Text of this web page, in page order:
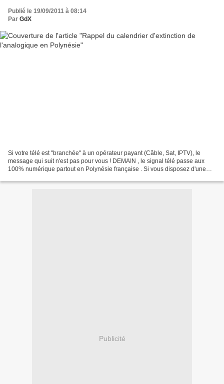
Publié le 19/09/2011 à 08:14
Par GdX
Si votre télé est "branchée" à un opérateur payant (Câble, Sat, IPTV), le
message qui suit n'est pas pour vous ! DEMAIN , le signal télé passe aux
100% numérique partout en Polynésie française . Si vous disposez d'une
Publicité